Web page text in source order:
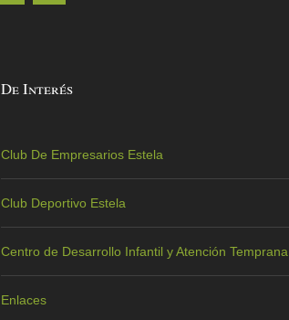
De Interés
Club De Empresarios Estela
Club Deportivo Estela
Centro de Desarrollo Infantil y Atención Temprana
Enlaces